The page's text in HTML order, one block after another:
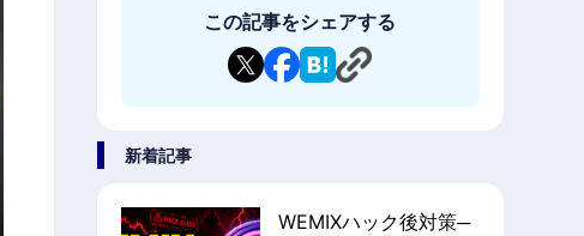
この記事をシェアする
新着記事
WEMIXハック後対策─